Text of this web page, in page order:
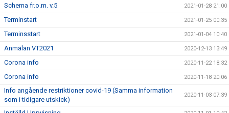
Schema fr.o.m. v.5 2021-01-28 21:00
Terminstart 2021-01-25 00:35
Terminsstart 2021-01-04 10:40
Anmälan VT2021 2020-12-13 13:49
Corona info 2020-11-22 18:32
Corona info 2020-11-18 20:06
Info angående restriktioner covid-19 (Samma information
som i tidigare utskick)
2020-11-03 07:39